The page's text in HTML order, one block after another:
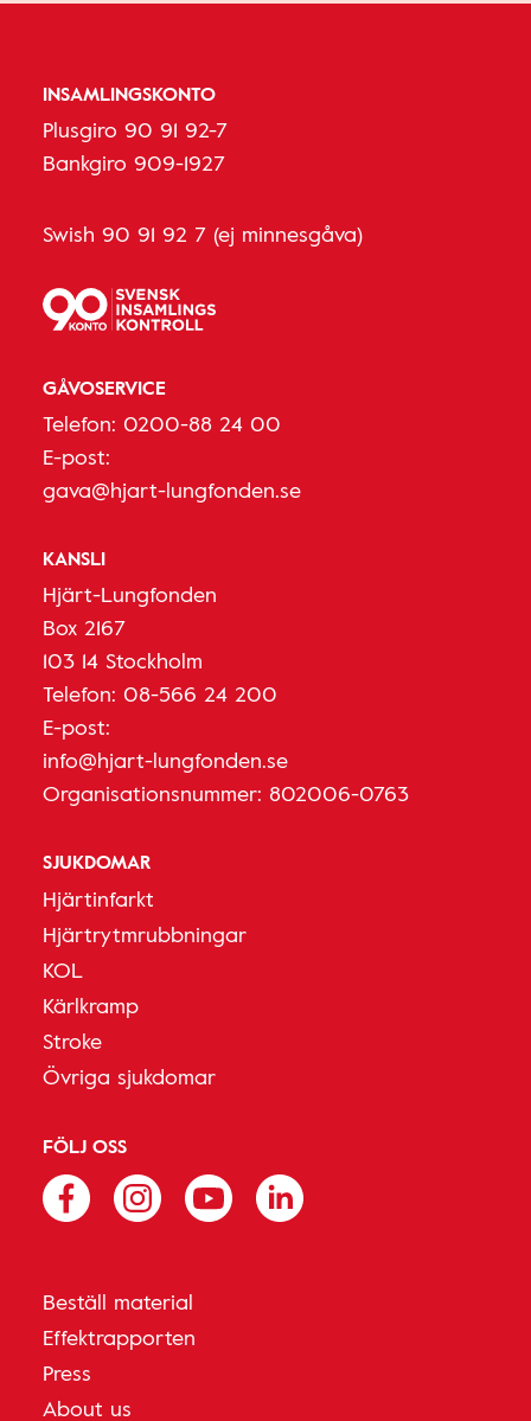
INSAMLINGSKONTO
Plusgiro 90 91 92-7
Bankgiro 909-1927
Swish 90 91 92 7 (ej minnesgåva)
GÅVOSERVICE
Telefon: 0200-88 24 00
E-post:
gava@hjart-lungfonden.se
KANSLI
Hjärt-Lungfonden
Box 2167
103 14 Stockholm
Telefon: 08-566 24 200
E-post:
info@hjart-lungfonden.se
Organisationsnummer: 802006-0763
SJUKDOMAR
Hjärtinfarkt
Hjärtrytmrubbningar
KOL
Kärlkramp
Stroke
Övriga sjukdomar
FÖLJ OSS
Beställ material
Effektrapporten
Press
About us